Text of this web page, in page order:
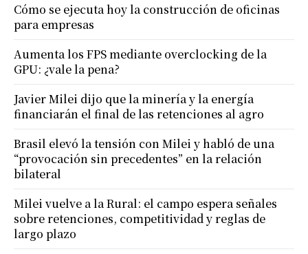
Cómo se ejecuta hoy la construcción de oficinas
para empresas
Aumenta los FPS mediante overclocking de la
GPU: ¿vale la pena?
Javier Milei dijo que la minería y la energía
financiarán el final de las retenciones al agro
Brasil elevó la tensión con Milei y habló de una
“provocación sin precedentes” en la relación
bilateral
Milei vuelve a la Rural: el campo espera señales
sobre retenciones, competitividad y reglas de
largo plazo